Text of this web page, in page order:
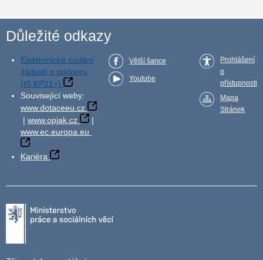
Důležité odkazy
Elektronické podání
žádosti o podporu
(IS KP21+)
Související weby:
www.dotaceeu.cz
| www.opjak.cz
|
www.ec.europa.eu
Kariéra
Větší šance
Youtube
Prohlášení
o
přístupnosti
Mapa
Stránek